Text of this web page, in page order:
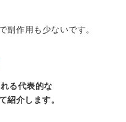
副作用も少ないです。
る代表的な
紹介します。